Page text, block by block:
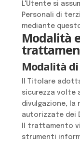
L'Utente si
Personali di
mediante
Modalità
Modalità
Il Titolare
sicurezza volte
divulgazione, la
autorizzate dei
Il trattamento
strumenti